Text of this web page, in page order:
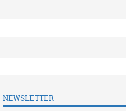
NEWSLETTER